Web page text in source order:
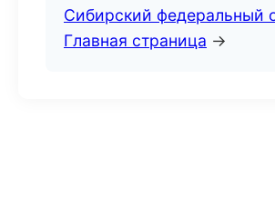
Сибирский федеральный
Главная страница →